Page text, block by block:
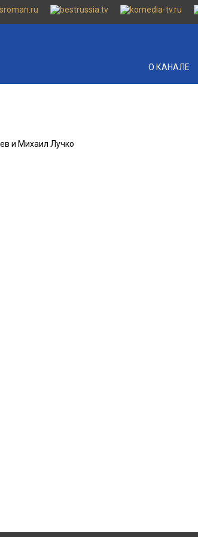
О КАНАЛЕ
и Михаил Лучко